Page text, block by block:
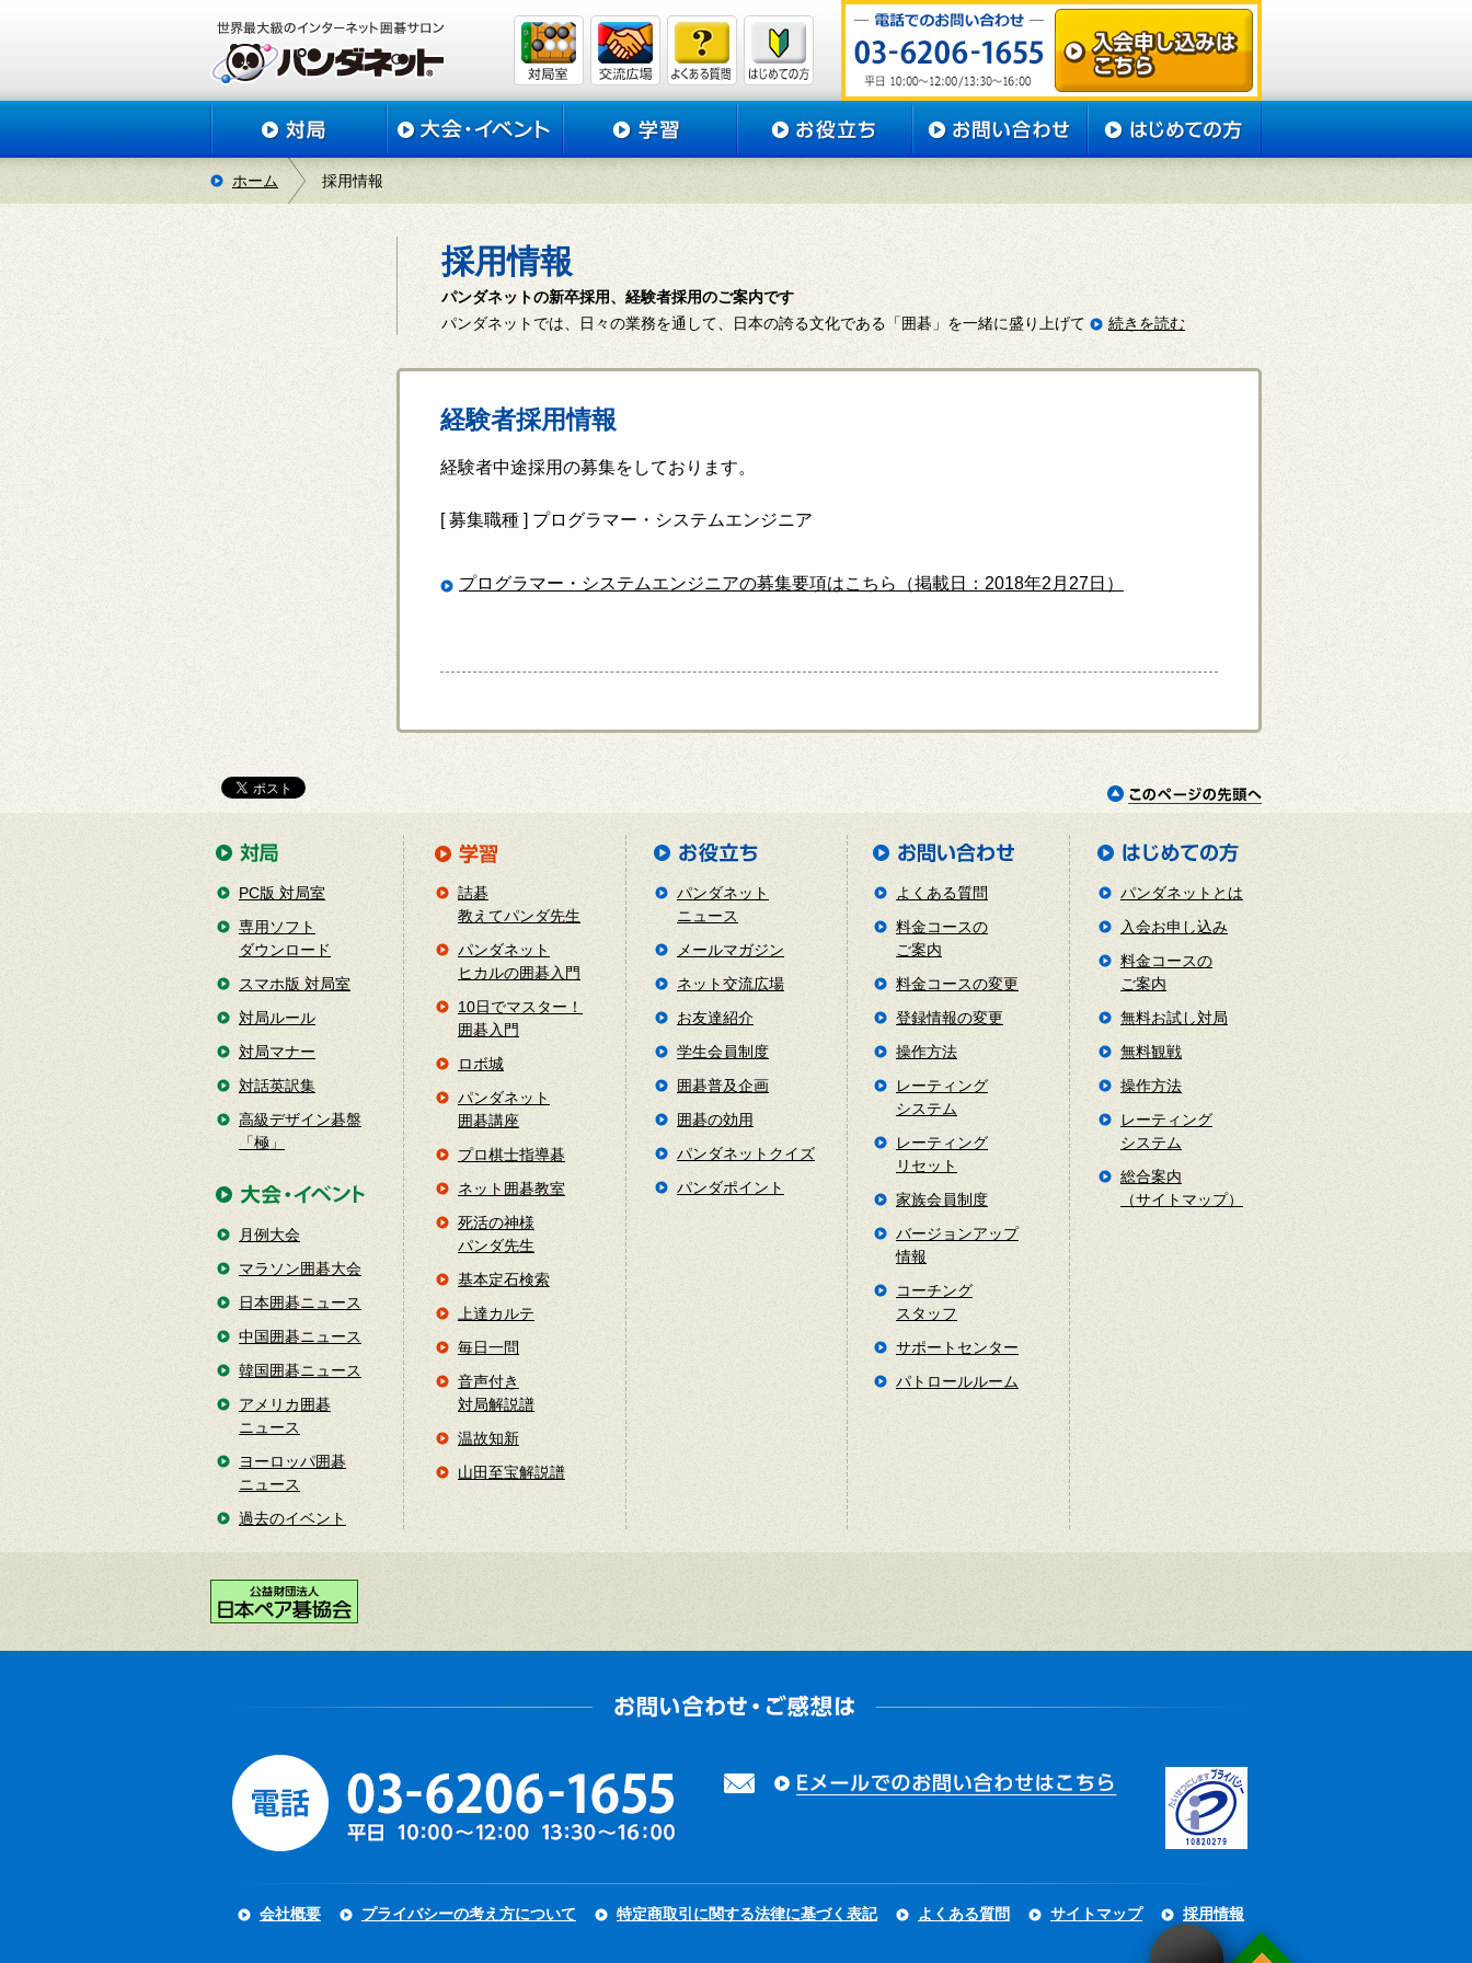
ホーム 採用情報
採用情報
パンダネットの新卒採用、経験者採用のご案内です
パンダネットでは、日々の業務を通して、日本の誇る文化である「囲碁」を一緒に盛り上げて
続きを読む
経験者採用情報
経験者中途採用の募集をしております。
[ 募集職種 ] プログラマー・システムエンジニア
プログラマー・システムエンジニアの募集要項はこちら（掲載日：2018年2月27日）
PC版 対局室
専用ソフト
ダウンロード
スマホ版 対局室
対局ルール
対局マナー
対話英訳集
高級デザイン碁盤
「極」
月例大会
マラソン囲碁大会
日本囲碁ニュース
中国囲碁ニュース
韓国囲碁ニュース
アメリカ囲碁
ニュース
ヨーロッパ囲碁
ニュース
過去のイベント
詰碁
教えてパンダ先生
パンダネット
ヒカルの囲碁入門
10日でマスター！
囲碁入門
ロボ城
パンダネット
囲碁講座
プロ棋士指導碁
ネット囲碁教室
死活の神様
パンダ先生
基本定石検索
上達カルテ
毎日一問
音声付き
対局解説譜
温故知新
山田至宝解説譜
パンダネット
ニュース
メールマガジン
ネット交流広場
お友達紹介
学生会員制度
囲碁普及企画
囲碁の効用
パンダネットクイズ
パンダポイント
よくある質問
料金コースの
ご案内
料金コースの変更
登録情報の変更
操作方法
レーティング
システム
レーティング
リセット
家族会員制度
バージョンアップ
情報
コーチング
スタッフ
サポートセンター
パトロールルーム
パンダネットとは
入会お申し込み
料金コースの
ご案内
無料お試し対局
無料観戦
操作方法
レーティング
システム
総合案内
（サイトマップ）
会社概要 プライバシーの考え方について 特定商取引に関する法律に基づく表記 よくある質問 サイトマップ 採用情報